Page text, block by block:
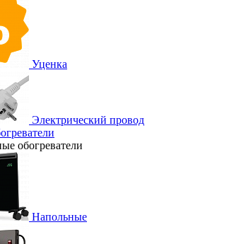
Уценка
Электрический провод
обогреватели
Напольные